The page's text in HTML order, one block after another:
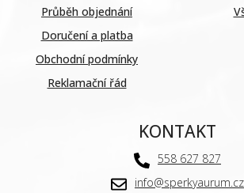
Průběh objednání
Doručení a platba
Obchodní podmínky
Reklamační řád
KONTAKT
558 627 827
info@sperkyaurum.cz